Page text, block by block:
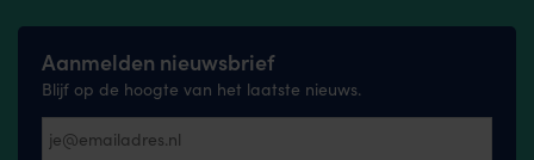
Aanmelden nieuwsbrief
Blijf op de hoogte van het laatste nieuws.